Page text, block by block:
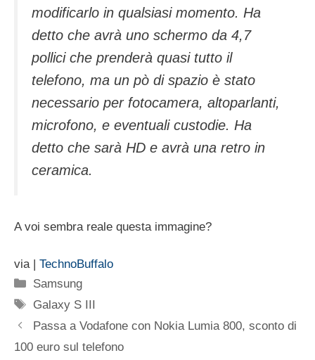
modificarlo in qualsiasi momento. Ha
detto che avrà uno schermo da 4,7
pollici che prenderà quasi tutto il
telefono, ma un pò di spazio è stato
necessario per fotocamera, altoparlanti,
microfono, e eventuali custodie. Ha
detto che sarà HD e avrà una retro in
ceramica.
A voi sembra reale questa immagine?
via | TechnoBuffalo
Categorie
Samsung
Tag
Galaxy S III
Passa a Vodafone con Nokia Lumia 800, sconto di
100 euro sul telefono